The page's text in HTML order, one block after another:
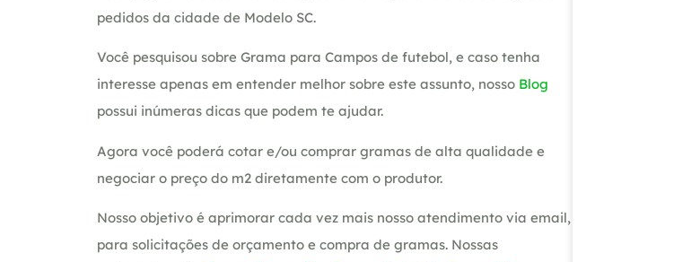
pedidos da cidade de Modelo SC.
Você pesquisou sobre Grama para Campos de futebol, e caso tenha
interesse apenas em entender melhor sobre este assunto, nosso Blog
possui inúmeras dicas que podem te ajudar.
Agora você poderá cotar e/ou comprar gramas de alta qualidade e
negociar o preço do m2 diretamente com o produtor.
Nosso objetivo é aprimorar cada vez mais nosso atendimento via email,
para solicitações de orçamento e compra de gramas. Nossas